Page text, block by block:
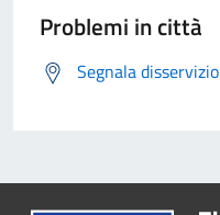
Problemi in città
Segnala disservizio